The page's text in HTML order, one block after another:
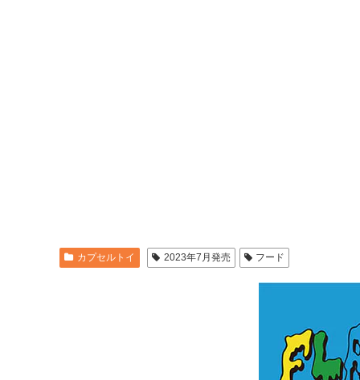
カプセルトイ 2023年7月発売 フード